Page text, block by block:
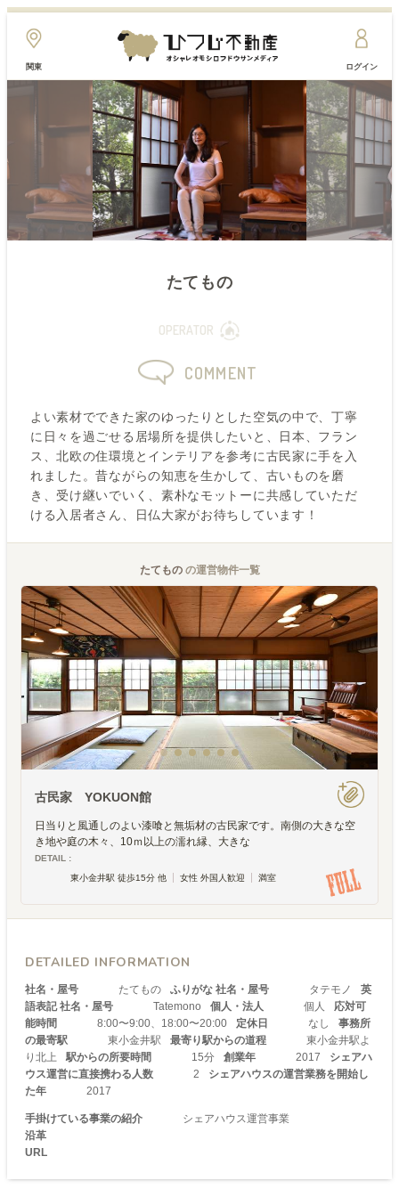
関東 ログイン
たてもの
OPERATOR
COMMENT
よい素材でできた家のゆったりとした空気の中で、丁寧
に日々を過ごせる居場所を提供したいと、日本、フラン
ス、北欧の住環境とインテリアを参考に古民家に手を入
れました。昔ながらの知恵を生かして、古いものを磨
き、受け継いでいく、素朴なモットーに共感していただ
ける入居者さん、日仏大家がお待ちしています！
たてものの運営物件一覧
古民家 YOKUON館
日当りと風通しのよい漆喰と無垢材の古民家です。南側の大きな空
き地や庭の木々、10ｍ以上の濡れ縁、大きな
DETAIL :
東小金井駅 徒歩15分 他
女性 外国人歓迎 満室
DETAILED INFORMATION
社名・屋号 たてもの ふりがな 社名・屋号 タテモノ
英
語表記 社名・屋号
Tatemono 個人・法人 個人
応対可
能時間
8:00〜9:00、18:00〜20:00 定休日 なし
事務所
の最寄駅
東小金井駅 最寄り駅からの道程
東小金井駅よ
り北上
駅からの所要時間 15分 創業年 2017
シェアハ
ウス運営に直接携わる人数
2
シェアハウスの運営業務を開始し
た年
2017
手掛けている事業の紹介
シェアハウス運営事業
沿革
URL